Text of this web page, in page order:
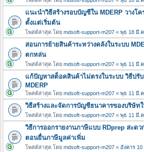
แนะนำวิธีสร้างรอบบัญชีใน MDERP วางโ
ตั้งแต่เริ่มต้น
โพสต์ล่าสุด โดย mdsoft-support-m207 « พุธ 18 มี.
สอนการย้ายสินค้าระหว่างคลังในระบบ
ตกหล่น
โพสต์ล่าสุด โดย mdsoft-support-m207 « พุธ 11 มี.
แก้ปัญหาสต็อคสินค้าไม่ตรงในระบบ วิธีปรั
MDERP
โพสต์ล่าสุด โดย mdsoft-support-m207 « พุธ 11 มี.
วิธีสร้างและจัดการบัญชีธนาคารของบริษัทใ
โพสต์ล่าสุด โดย mdsoft-support-m207 « พุธ 11 มี.
วิธีการออกรายงานภาษีแบบ RDprep สะด
ตอนยื่นภาษีมูลค่าเพิ่ม
โพสต์ล่าสุด โดย mdsoft-support-m207 « อังคาร